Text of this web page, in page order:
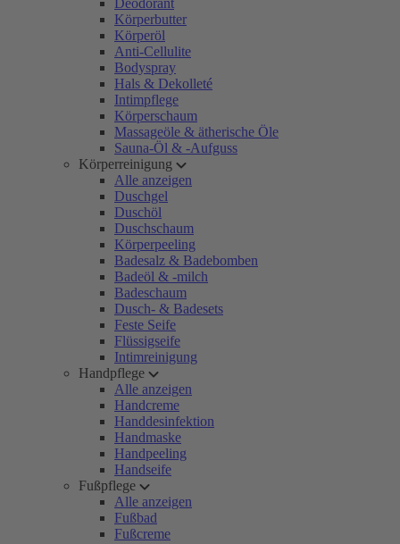
Deodorant
Körperbutter
Körperöl
Anti-Cellulite
Bodyspray
Hals & Dekolleté
Intimpflege
Körperschaum
Massageöle & ätherische Öle
Sauna-Öl & -Aufguss
Körperreinigung
Alle anzeigen
Duschgel
Duschöl
Duschschaum
Körperpeeling
Badesalz & Badebomben
Badeöl & -milch
Badeschaum
Dusch- & Badesets
Feste Seife
Flüssigseife
Intimreinigung
Handpflege
Alle anzeigen
Handcreme
Handdesinfektion
Handmaske
Handpeeling
Handseife
Fußpflege
Alle anzeigen
Fußbad
Fußcreme